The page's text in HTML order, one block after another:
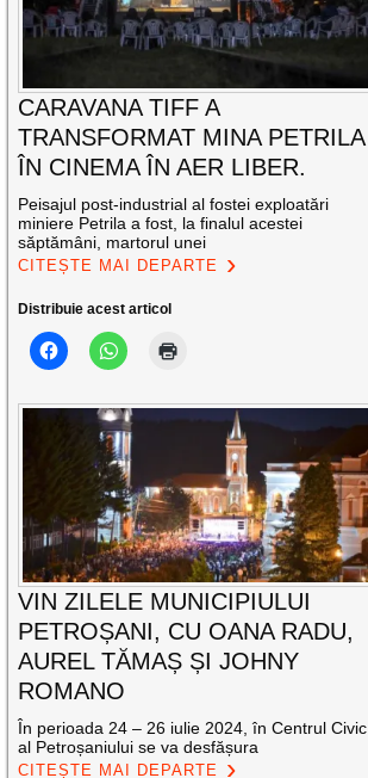
CARAVANA TIFF A
TRANSFORMAT MINA PETRILA
ÎN CINEMA ÎN AER LIBER.
Peisajul post-industrial al fostei exploatări
miniere Petrila a fost, la finalul acestei
săptămâni, martorul unei
CITEȘTE MAI DEPARTE
Distribuie acest articol
VIN ZILELE MUNICIPIULUI
PETROȘANI, CU OANA RADU,
AUREL TĂMAȘ ȘI JOHNY
ROMANO
În perioada 24 – 26 iulie 2024, în Centrul Civic
al Petroșaniului se va desfășura
CITEȘTE MAI DEPARTE